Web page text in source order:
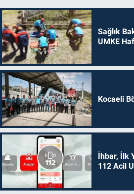
Sağlık
UMKE
Kocaeli
İhbar, İlk
112 Acil